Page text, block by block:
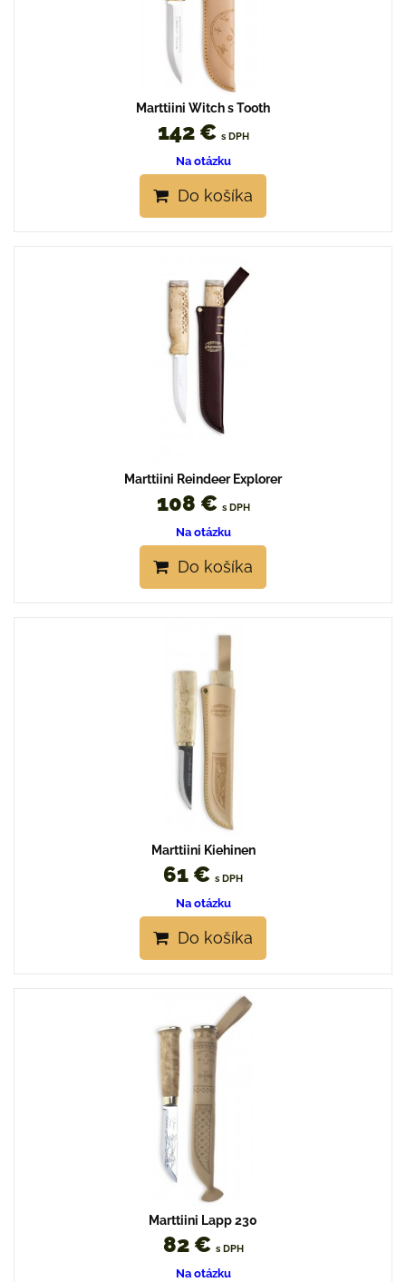
Marttiini Witch s Tooth
142 € s DPH
Na otázku
Do košíka
Marttiini Reindeer Explorer
108 € s DPH
Na otázku
Do košíka
Marttiini Kiehinen
61 € s DPH
Na otázku
Do košíka
Marttiini Lapp 230
82 € s DPH
Na otázku